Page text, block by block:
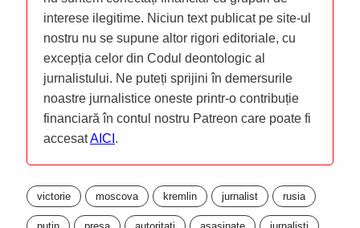
interese ilegitime. Niciun text publicat pe site-ul
nostru nu se supune altor rigori editoriale, cu
excepția celor din Codul deontologic al
jurnalistului. Ne puteți sprijini în demersurile
noastre jurnalistice oneste printr-o contribuție
financiară în contul nostru Patreon care poate fi
accesatAICI .
victorie moscova kremlin jurnalist rusia